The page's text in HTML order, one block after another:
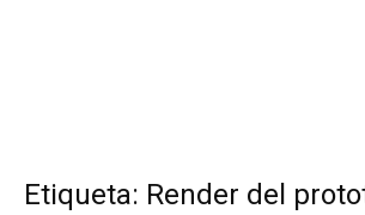
Etiqueta: Render del